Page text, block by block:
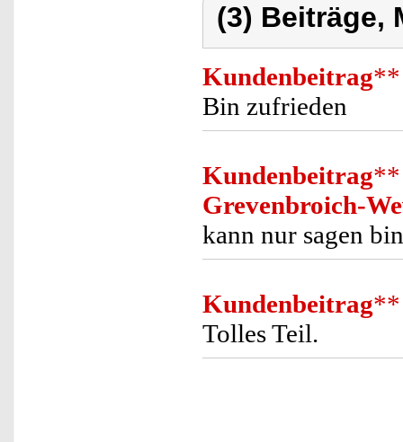
(3) Beiträge,
Kundenbeitrag**
Bin zufrieden
Kundenbeitrag**
Grevenbroich-
kann nur sagen
Kundenbeitrag**
Tolles Teil.